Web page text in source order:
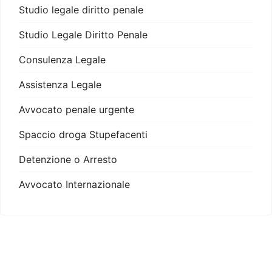
Studio legale diritto penale
Studio Legale Diritto Penale
Consulenza Legale
Assistenza Legale
Avvocato penale urgente
Spaccio droga Stupefacenti
Detenzione o Arresto
Avvocato Internazionale